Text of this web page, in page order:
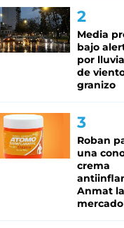
Media
bajo
por
de
granizo
Roban
una
crema
Anmat
mercado